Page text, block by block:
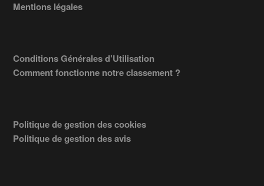
Mentions légales
Conditions Générales d’Utilisation
Comment fonctionne notre classement ?
Politique de gestion des cookies
Politique de gestion des avis